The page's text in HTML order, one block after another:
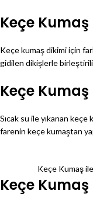
Keçe Kumaş
Keçe kumaş dikimi için
gidilen dikişlerle
Keçe Kumaş
Sıcak su ile yıkanan
farenin keçe kumaştan
Keçe Kumaş ile
Keçe